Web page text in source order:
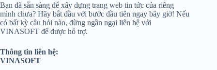
Bạn đã sẵn sàng để xây dựng trang web tin tức của riêng
mình chưa? Hãy bắt đầu với bước đầu tiên ngay bây giờ! Nếu
có bất kỳ câu hỏi nào, đừng ngần ngại liên hệ với
VINASOFT để được hỗ trợ.
Thông tin liên hệ:
VINASOFT